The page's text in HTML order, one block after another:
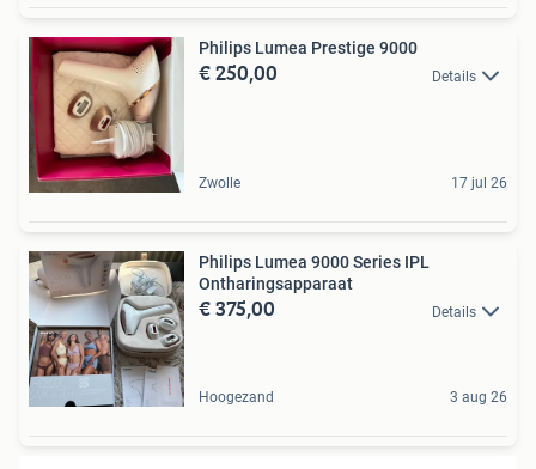
Philips Lumea Prestige 9000
€ 250,00 Details
Zwolle 17 jul 26
Philips Lumea 9000 Series IPL
Ontharingsapparaat
€ 375,00 Details
Hoogezand 3 aug 26